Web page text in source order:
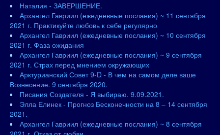
Наталия - ЗАВЕРШЕНИЕ.
Архангел Гавриил (ежедневные послания) ~ 11 сентября
2021 г. Практикуйте любовь к себе регулярно
Архангел Гавриил (ежедневные послания) ~ 10 сентября
2021 г. Фаза ожидания
Архангел Гавриил (ежедневные послания) ~ 9 сентября
2021 г. Страх перед мнением окружающих
Арктурианский Совет 9-D - В чем на самом деле ваше
Вознесение. 9 сентября 2020.
Писания Создателя - Я выбираю. 9.09.2021.
Элла Елинек - Прогноз Бесконечности на 8 – 14 сентября
2021.
Архангел Гавриил (ежедневные послания) ~ 8 сентября